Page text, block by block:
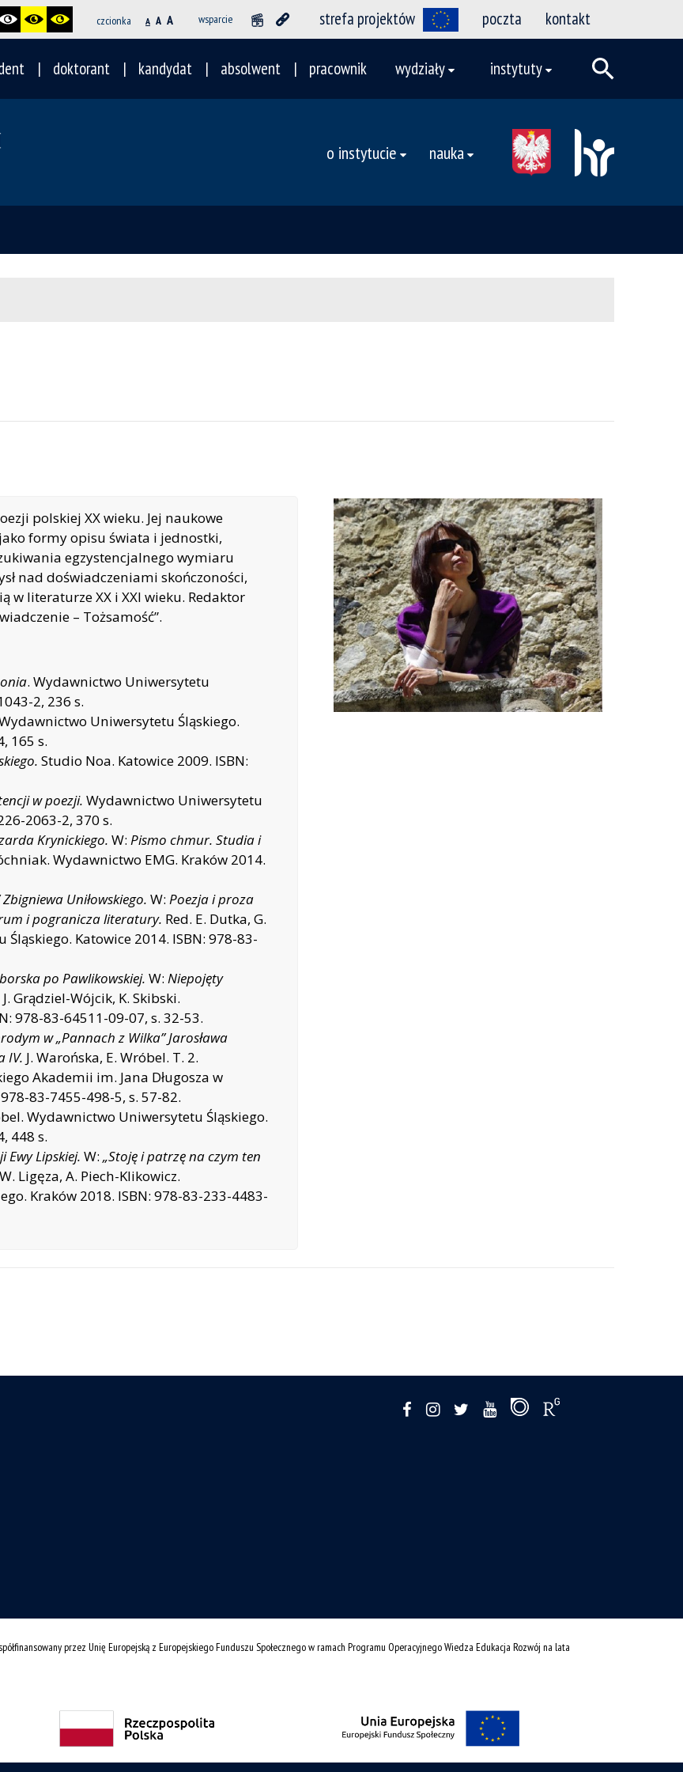
czcionka A A A wsparcie strefa projektów poczta kontakt
doktorant kandydat absolwent pracownik wydziały instytuty
o instytucie nauka
polskiej XX wieku. Jej naukowe
formy opisu świata i jednostki,
egzystencjalnego wymiaru
nad doświadczeniami skończoności,
w literaturze XX i XXI wieku. Redaktor
– Tożsamość”.
. Wydawnictwo Uniwersytetu
2, 236 s.
Uniwersytetu Śląskiego.
165 s.
Studio Noa. Katowice 2009. ISBN:
w poezji. Wydawnictwo Uniwersytetu
2063-2, 370 s.
Krynickiego. W: Pismo chmur. Studia i
Wydawnictwo EMG. Kraków 2014.
Uniłowskiego. W: Poezja i proza
i pogranicza literatury. Red. E. Dutka, G.
Katowice 2014. ISBN: 978-83-
po Pawlikowskiej. W: Niepojęty
J. Grądziel-Wójcik, K. Skibski.
978-83-64511-09-07, s. 32-53.
w „Pannach z Wilka” Jarosława
IV. J. Warońska, E. Wróbel. T. 2.
Akademii im. Jana Długosza w
83-7455-498-5, s. 57-82.
Wydawnictwo Uniwersytetu Śląskiego.
448 s.
Ewy Lipskiej. W: „Stoję i patrzę na czym ten
Ligęza, A. Piech-Klikowicz.
Kraków 2018. ISBN: 978-83-233-4483-
przez Unię Europejską z Europejskiego Funduszu Społecznego w ramach Programu Operacyjnego Wiedza Edukacja Rozwój na lata